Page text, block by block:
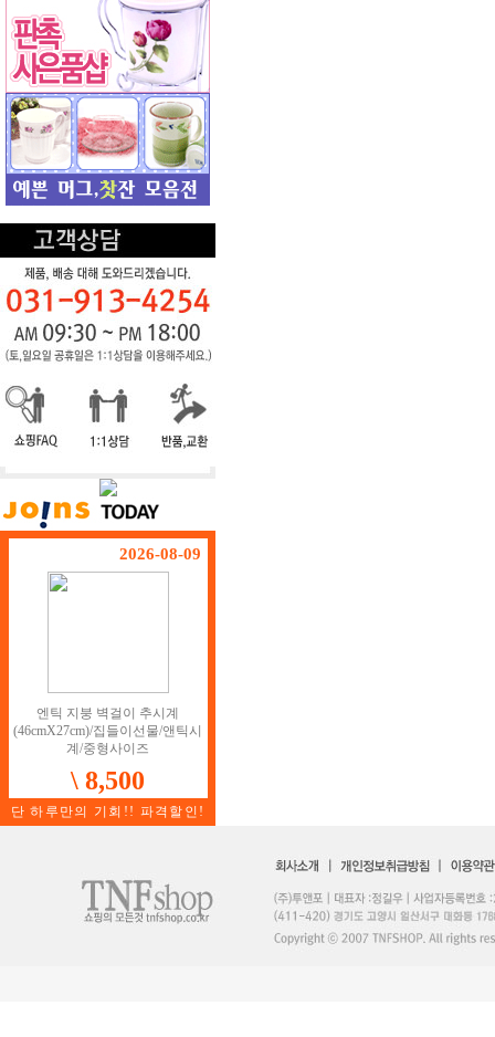
2026-08-09
엔틱 지붕 벽걸이 추시계
(46cmX27cm)/집들이선물/앤틱시
계/중형사이즈
\ 8,500
단 하루만의 기회!! 파격할인!